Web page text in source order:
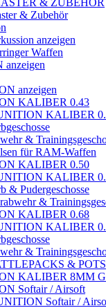
& ZUBEHÖR
& Zubehör
anzeigen
Waffen
anzeigen
anzeigen
KALIBER 0.43
KALIBER
&
für RAM-Waffen
KALIBER 0.50
KALIBER
& Pudergeschosse
&
KALIBER 0.68
KALIBER
&
& POTS
KALIBER 8MM
Softair / Airsoft
Softair /